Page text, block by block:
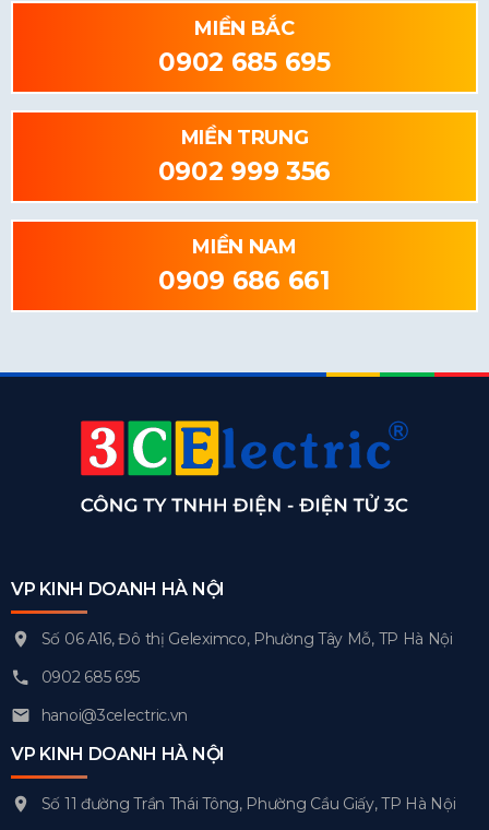
MIỀN BẮC
0902 685 695
MIỀN TRUNG
0902 999 356
MIỀN NAM
0909 686 661
VP KINH DOANH HÀ NỘI
Số 06 A16, Đô thị Geleximco, Phường Tây Mỗ, TP Hà Nội
0902 685 695
hanoi@3celectric.vn
VP KINH DOANH HÀ NỘI
Số 11 đường Trần Thái Tông, Phường Cầu Giấy, TP Hà Nội